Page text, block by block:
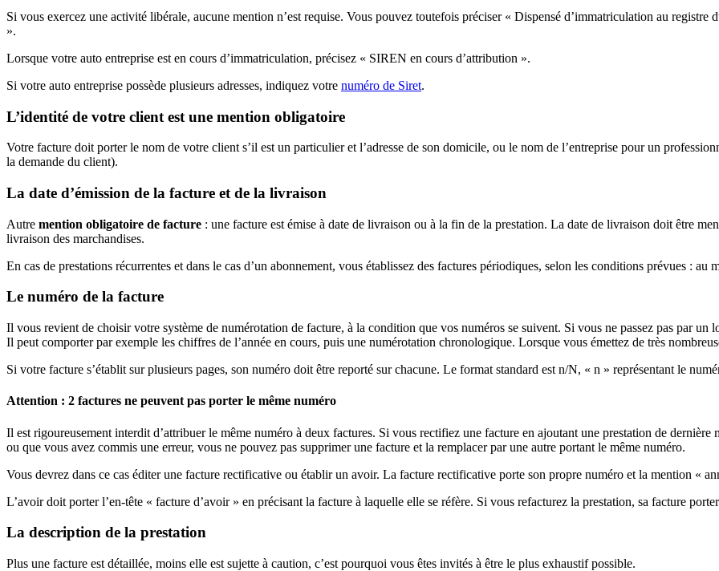
Si vous exercez une activité libérale, aucune mention n’est requise. Vous pouvez toutefois préciser « Dispensé d’immatriculation au
».
Lorsque votre auto entreprise est en cours d’immatriculation, précisez « SIREN en cours d’attribution ».
Si votre auto entreprise possède plusieurs adresses, indiquez votre numéro de Siret.
L’identité de votre client est une mention obligatoire
Votre facture doit porter le nom de votre client s’il est un particulier et l’adresse de son domicile, ou le nom de l’entreprise pour un
la demande du client).
La date d’émission de la facture et de la livraison
Autre mention obligatoire de facture : une facture est émise à date de livraison ou à la fin de la prestation. La date de livraison doit être
livraison des marchandises.
En cas de prestations récurrentes et dans le cas d’un abonnement, vous établissez des factures périodiques, selon les conditions prévues : au
Le numéro de la facture
Il vous revient de choisir votre système de numérotation de facture, à la condition que vos numéros se suivent. Si vous ne passez pas par
Il peut comporter par exemple les chiffres de l’année en cours, puis une numérotation chronologique. Lorsque vous émettez de très
Si votre facture s’établit sur plusieurs pages, son numéro doit être reporté sur chacune. Le format standard est n/N, « n » représentant le
Attention : 2 factures ne peuvent pas porter le même numéro
Il est rigoureusement interdit d’attribuer le même numéro à deux factures. Si vous rectifiez une facture en ajoutant une prestation de
ou que vous avez commis une erreur, vous ne pouvez pas supprimer une facture et la remplacer par une autre portant le même numéro.
Vous devrez dans ce cas éditer une facture rectificative ou établir un avoir. La facture rectificative porte son propre numéro et la mention «
L’avoir doit porter l’en-tête « facture d’avoir » en précisant la facture à laquelle elle se réfère. Si vous refacturez la prestation, sa facture
La description de la prestation
Plus une facture est détaillée, moins elle est sujette à caution, c’est pourquoi vous êtes invités à être le plus exhaustif possible.